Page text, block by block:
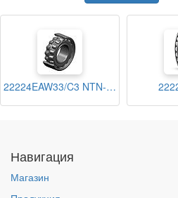
22224EAW33/C3 NTN-SNR
Навигация
Магазин